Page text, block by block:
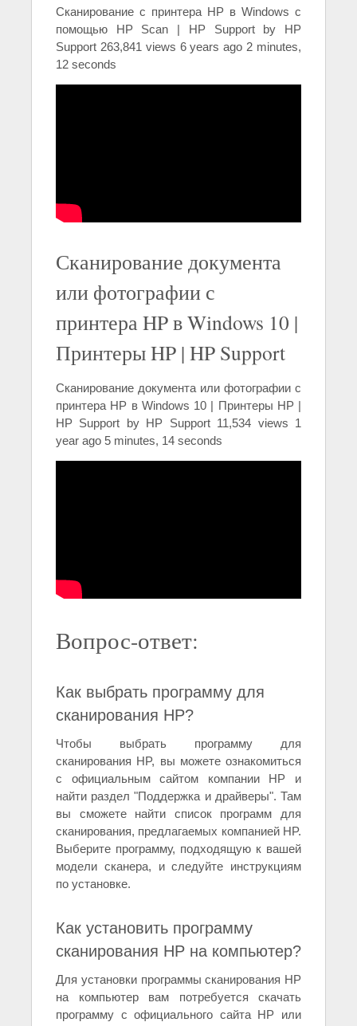
Сканирование с принтера HP в Windows с
помощью HP Scan | HP Support by HP
Support 263,841 views 6 years ago 2 minutes,
12 seconds
Сканирование документа
или фотографии с
принтера HP в Windows 10 |
Принтеры HP | HP Support
Сканирование документа или фотографии с
принтера HP в Windows 10 | Принтеры HP |
HP Support by HP Support 11,534 views 1
year ago 5 minutes, 14 seconds
Вопрос-ответ:
Как выбрать программу для
сканирования HP?
Чтобы выбрать программу для
сканирования HP, вы можете ознакомиться
с официальным сайтом компании HP и
найти раздел "Поддержка и драйверы". Там
вы сможете найти список программ для
сканирования, предлагаемых компанией HP.
Выберите программу, подходящую к вашей
модели сканера, и следуйте инструкциям
по установке.
Как установить программу
сканирования HP на компьютер?
Для установки программы сканирования HP
на компьютер вам потребуется скачать
программу с официального сайта HP или